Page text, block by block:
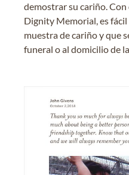
demostrar su cariño.
Dignity Memorial, es
muestra de cariño y que
funeral o al domicilio de